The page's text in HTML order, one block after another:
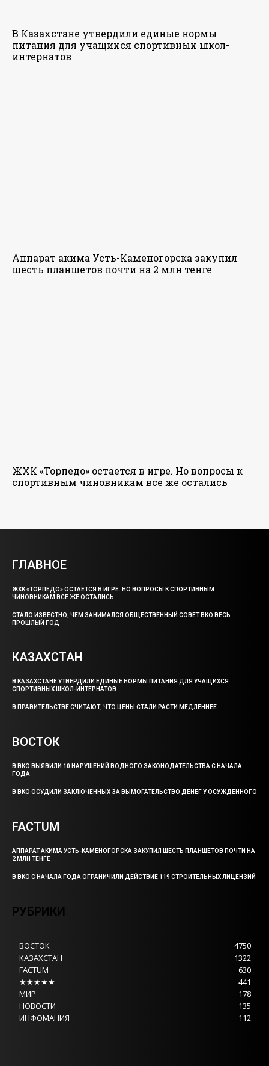
В Казахстане утвердили единые нормы
питания для учащихся спортивных школ-
интернатов
Аппарат акима Усть-Каменогорска закупил
шесть планшетов почти на 2 млн тенге
ЖХК «Торпедо» остается в игре. Но вопросы к
спортивным чиновникам все же остались
ГЛАВНОЕ
ЖХК «ТОРПЕДО» ОСТАЕТСЯ В ИГРЕ. НО ВОПРОСЫ К СПОРТИВНЫМ
ЧИНОВНИКАМ ВСЕ ЖЕ ОСТАЛИСЬ
СТАЛО ИЗВЕСТНО, ЧЕМ ЗАНИМАЛСЯ ОБЩЕСТВЕННЫЙ СОВЕТ ВКО ВЕСЬ
ПРОШЛЫЙ ГОД
КАЗАХСТАН
В КАЗАХСТАНЕ УТВЕРДИЛИ ЕДИНЫЕ НОРМЫ ПИТАНИЯ ДЛЯ УЧАЩИХСЯ
СПОРТИВНЫХ ШКОЛ-ИНТЕРНАТОВ
В ПРАВИТЕЛЬСТВЕ СЧИТАЮТ, ЧТО ЦЕНЫ СТАЛИ РАСТИ МЕДЛЕННЕЕ
ВОСТОК
В ВКО ВЫЯВИЛИ 10 НАРУШЕНИЙ ВОДНОГО ЗАКОНОДАТЕЛЬСТВА С НАЧАЛА
ГОДА
В ВКО ОСУДИЛИ ЗАКЛЮЧЕННЫХ ЗА ВЫМОГАТЕЛЬСТВО ДЕНЕГ У ОСУЖДЕННОГО
FACTUM
АППАРАТ АКИМА УСТЬ-КАМЕНОГОРСКА ЗАКУПИЛ ШЕСТЬ ПЛАНШЕТОВ ПОЧТИ НА
2 МЛН ТЕНГЕ
В ВКО С НАЧАЛА ГОДА ОГРАНИЧИЛИ ДЕЙСТВИЕ 119 СТРОИТЕЛЬНЫХ ЛИЦЕНЗИЙ
РУБРИКИ
ВОСТОК
4750
КАЗАХСТАН
1322
FACTUM
630
★★★★★
441
МИР
178
НОВОСТИ
135
ИНФОМАНИЯ
112